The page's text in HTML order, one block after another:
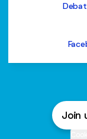
Join